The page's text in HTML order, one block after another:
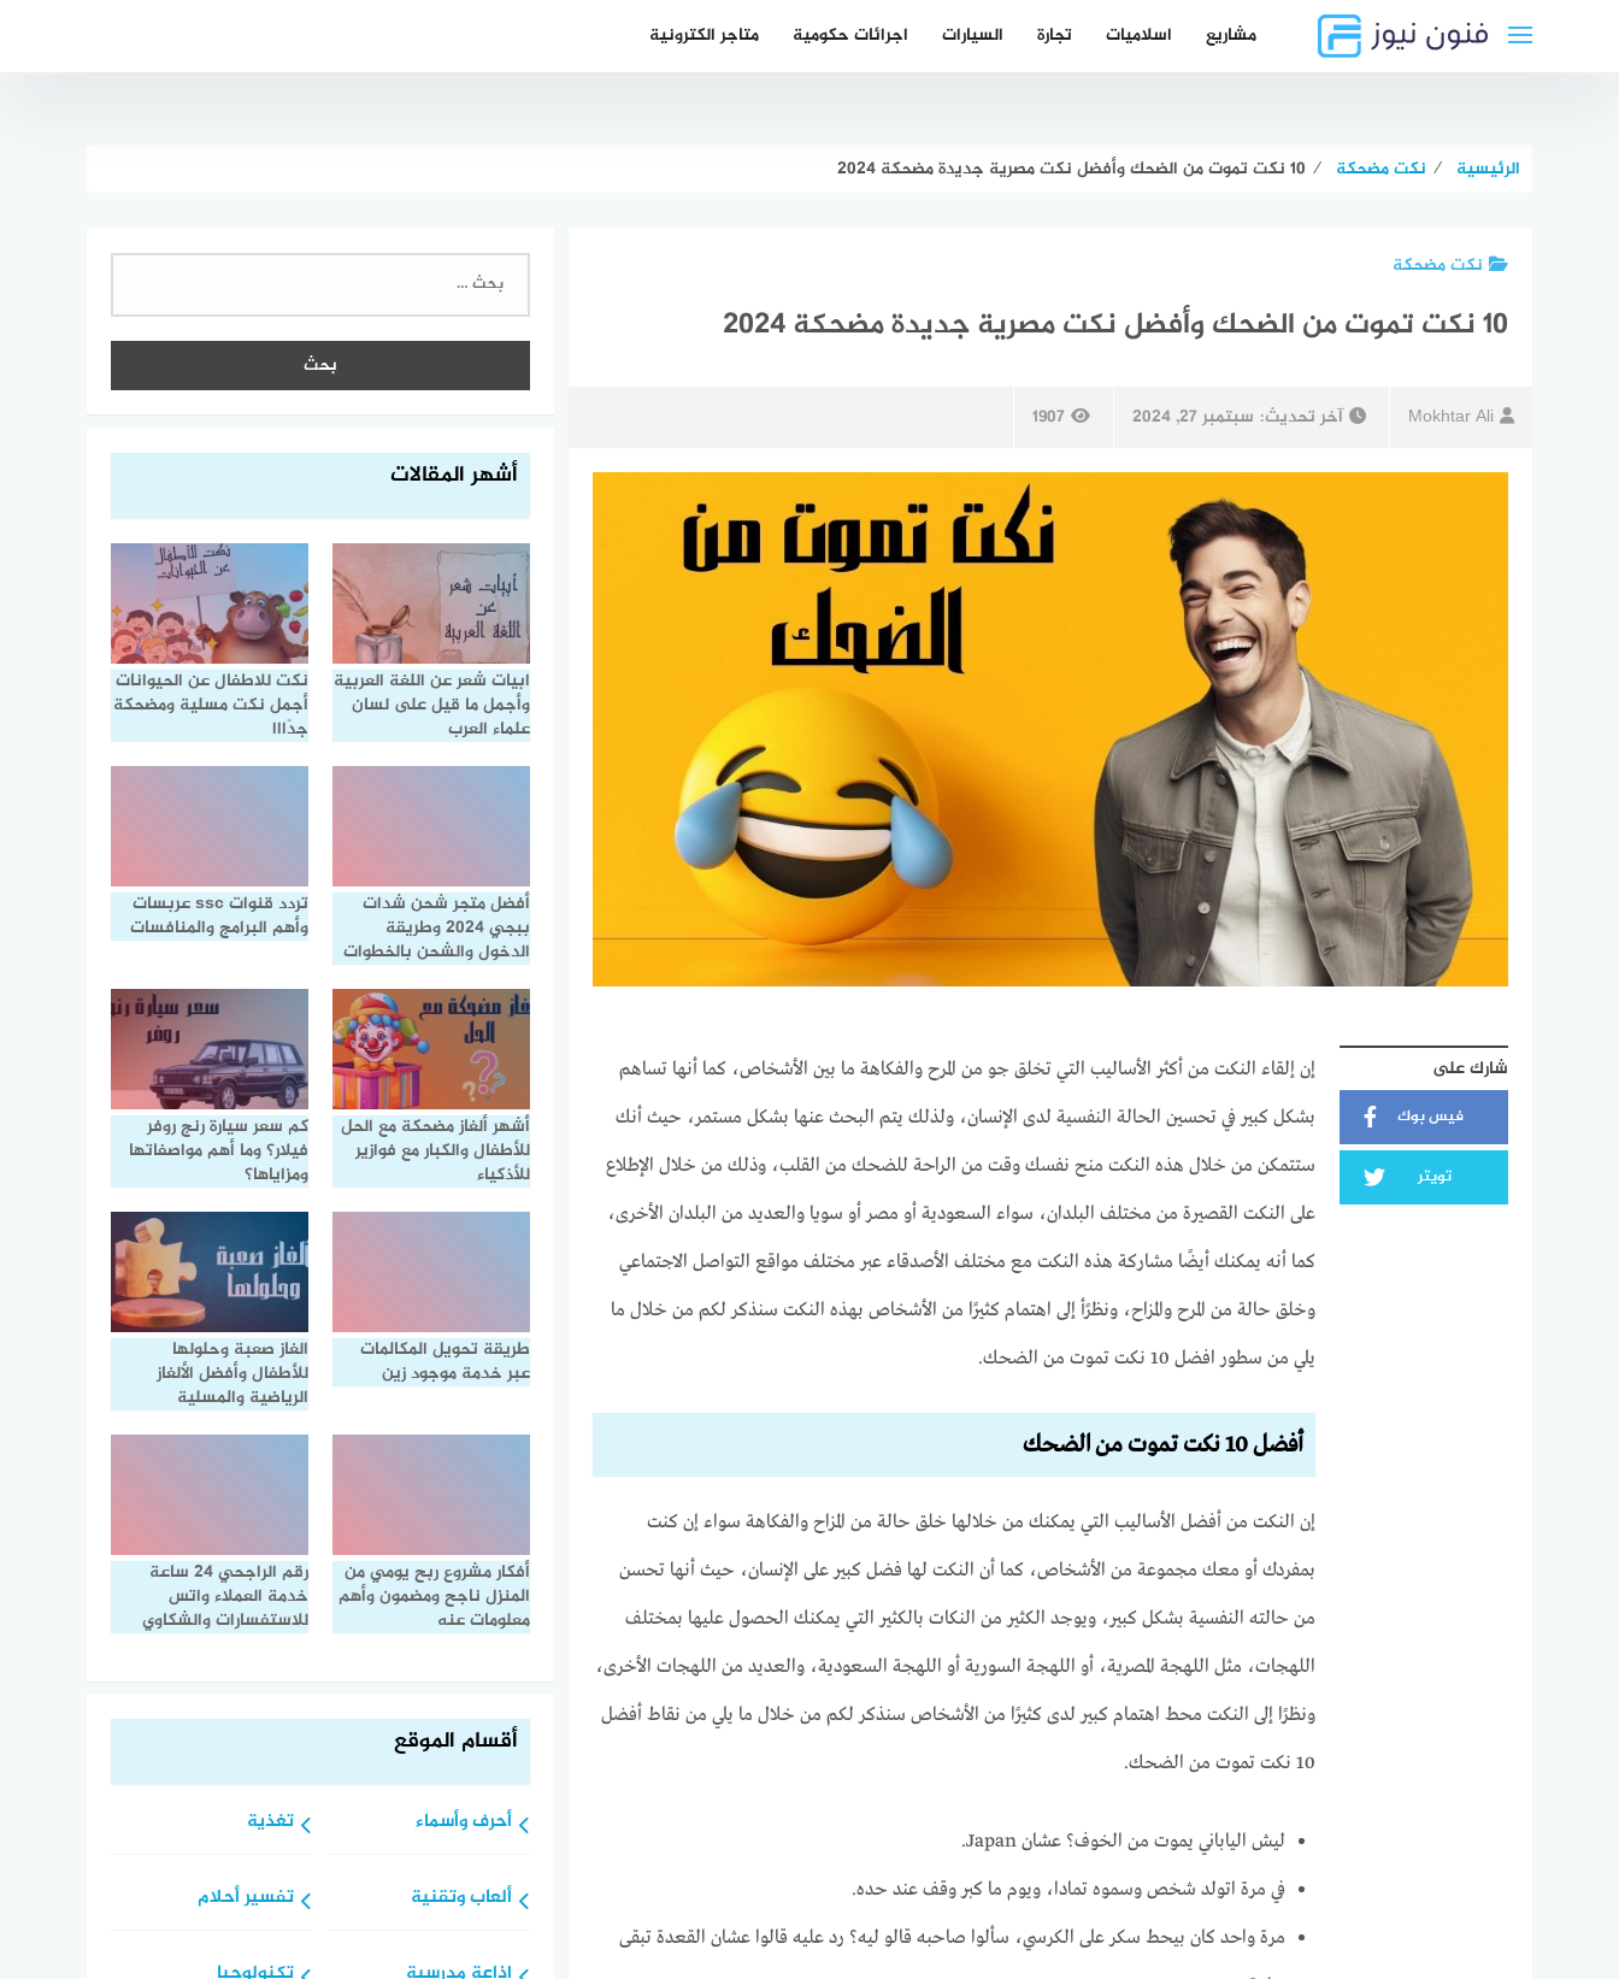
مشاريع اسلاميات تجارة السيارات اجرائات حكومية متاجر الكترونية
الرئيسية ⁄ نكت مضحكة ⁄ 10 نكت تموت من الضحك وأفضل نكت مصرية جديدة مضحكة 2024
نكت مضحكة
10 نكت تموت من الضحك وأفضل نكت مصرية جديدة مضحكة 2024
Mokhtar Ali آخر تحديث: سبتمبر 27, 2024 1907
شارك على
فيس بوك
تويتر
إن إلقاء النكت من أكثر الأساليب التي تخلق جو من المرح والفكاهة ما بين الأشخاص، كما أنها تساهم
بشكل كبير في تحسين الحالة النفسية لدى الإنسان، ولذلك يتم البحث عنها بشكل مستمر، حيث أنك
ستتمكن من خلال هذه النكت منح نفسك وقت من الراحة للضحك من القلب، وذلك من خلال الإطلاع
على النكت القصيرة من مختلف البلدان، سواء السعودية أو مصر أو سويا والعديد من البلدان الأخرى،
كما أنه يمكنك أيضًا مشاركة هذه النكت مع مختلف الأصدقاء عبر مختلف مواقع التواصل الاجتماعي
وخلق حالة من المرح والمزاح، ونظرًأ إلى اهتمام كثيرًا من الأشخاص بهذه النكت سنذكر لكم من خلال ما
يلي من سطور افضل 10 نكت تموت من الضحك.
أفضل 10 نكت تموت من الضحك
إن النكت من أفضل الأساليب التي يمكنك من خلالها خلق حالة من المزاح والفكاهة سواء إن كنت
بمفردك أو معك مجموعة من الأشخاص، كما أن النكت لها فضل كبير على الإنسان، حيث أنها تحسن
من حالته النفسية بشكل كبير، ويوجد الكثير من النكات بالكثير التي يمكنك الحصول عليها بمختلف
اللهجات، مثل اللهجة المصرية، أو اللهجة السورية أو اللهجة السعودية، والعديد من اللهجات الأخرى،
ونظرًا إلى النكت محط اهتمام كبير لدى كثيرًا من الأشخاص سنذكر لكم من خلال ما يلي من نقاط أفضل
10 نكت تموت من الضحك.
ليش الياباني يموت من الخوف؟ عشان Japan.
في مرة اتولد شخص وسموه تمادا، ويوم ما كبر وقف عند حده.
مرة واحد كان بيحط سكر على الكرسي، سألوا صاحبه قالو ليه؟ رد عليه قالوا عشان القعدة تبقى
البحث
أشهر المقالات
ابيات شعر عن اللغة العربية
وأجمل ما قيل على لسان
علماء العرب
نكت للاطفال عن الحيوانات
أجمل نكت مسلية ومضحكة
جدًااا
أفضل متجر شحن شدات
ببجي 2024 وطريقة
الدخول والشحن بالخطوات
تردد قنوات ssc عربسات
وأهم البرامج والمنافسات
أشهر ألغاز مضحكة مع الحل
للأطفال والكبار مع فوازير
للأذكياء
كم سعر سيارة رنج روفر
فيلار؟ وما أهم مواصفاتها
ومزاياها؟
طريقة تحويل المكالمات
عبر خدمة موجود زين
الغاز صعبة وحلولها
للأطفال وأفضل الألغاز
الرياضية والمسلية
أفكار مشروع ربح يومي من
المنزل ناجح ومضمون وأهم
معلومات عنه
رقم الراجحي ٢٤ ساعة
خدمة العملاء واتس
للاستفسارات والشكاوي
أقسام الموقع
أحرف وأسماء
ألعاب وتقنية
تغذية
تفسير أحلام